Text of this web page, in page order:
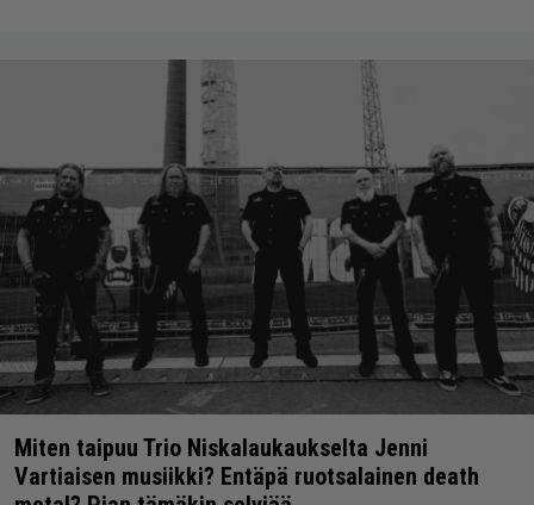
Miten taipuu Trio Niskalaukaukselta Jenni
Vartiaisen musiikki? Entäpä ruotsalainen death